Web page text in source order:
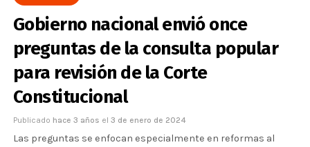
Gobierno nacional envió once
preguntas de la consulta popular
para revisión de la Corte
Constitucional
Publicado hace 3 años el 3 de enero de 2024
Las preguntas se enfocan especialmente en reformas al